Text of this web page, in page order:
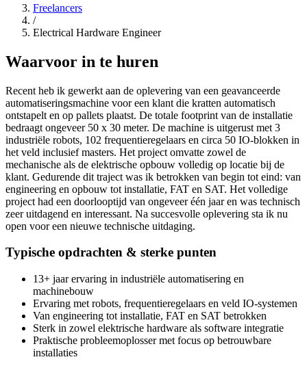
Freelancers
/
Electrical Hardware Engineer
Waarvoor in te huren
Recent heb ik gewerkt aan de oplevering van een geavanceerde
automatiseringsmachine voor een klant die kratten automatisch
ontstapelt en op pallets plaatst. De totale footprint van de installatie
bedraagt ongeveer 50 x 30 meter. De machine is uitgerust met 3
industriële robots, 102 frequentieregelaars en circa 50 IO-blokken in
het veld inclusief masters. Het project omvatte zowel de
mechanische als de elektrische opbouw volledig op locatie bij de
klant. Gedurende dit traject was ik betrokken van begin tot eind: van
engineering en opbouw tot installatie, FAT en SAT. Het volledige
project had een doorlooptijd van ongeveer één jaar en was technisch
zeer uitdagend en interessant. Na succesvolle oplevering sta ik nu
open voor een nieuwe technische uitdaging.
Typische opdrachten & sterke punten
13+ jaar ervaring in industriële automatisering en
machinebouw
Ervaring met robots, frequentieregelaars en veld IO-systemen
Van engineering tot installatie, FAT en SAT betrokken
Sterk in zowel elektrische hardware als software integratie
Praktische probleemoplosser met focus op betrouwbare
installaties